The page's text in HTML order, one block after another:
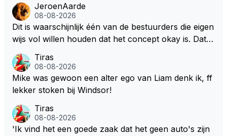
aatste tijd kriebelt bij mij toch de wens dat hij nog een
s een knappe auto van Red Bull krijgt, waarmee hij d
ie laatste paar records van Lewis 'ik-reed-in-een-Me
ton kan slopen. Hij heeft dat natuurlijk ook in zich, al
leen die shit-Red Bull moet beter.
JeroenAarde
08-08-2026
Dit is waarschijnlijk één van de bestuurders die eigen
wijs vol willen houden dat het concept okay is. Dat is
reurs gezegd! Dat het lichter, korter en smaller zou
moeten onderschrijf ik maar het is niet gezegd dat ik
zijn visie van het huidige concept volg. Om de borst
sing eenvoudig. Maak de motor voor een groot deel
belangrijker dan de batterij in verhouding 65/35 en ni
Tiras
08-08-2026
Mike was gewoon een alter ego van Liam denk ik, ff
lekker stoken bij Windsor!
Tiras
08-08-2026
'Ik vind het een goede zaak dat het geen auto's zijn